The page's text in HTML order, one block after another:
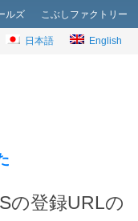
ルズ こぶしファクトリー
日本語 English
の登録URLの